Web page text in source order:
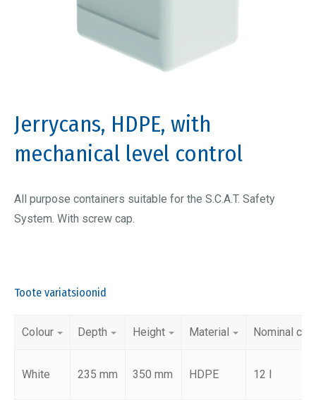
Jerrycans, HDPE, with
mechanical level control
All purpose containers suitable for the S.C.A.T. Safety
System. With screw cap.
Toote variatsioonid
Colour Depth Height Material Nominal
White 235 mm 350 mm HDPE 12 l